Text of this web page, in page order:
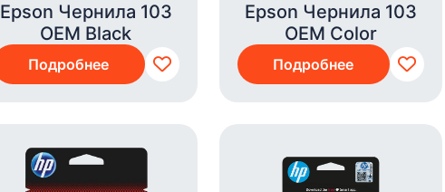
Epson Чернила 103
OEM Black
Подробнее
Epson Чернила 103
OEM Color
Подробнее